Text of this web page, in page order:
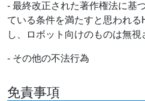
- 最終改正された著作権法に基
ている条件を満たすと思われ
し、ロボット向けのものは無視
- その他の不法行為
免責事項